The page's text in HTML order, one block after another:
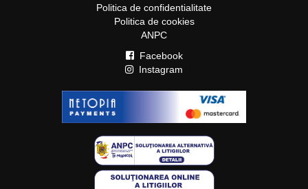
Politica de confidentialitate
Politica de cookies
ANPC
Facebook
Instagram